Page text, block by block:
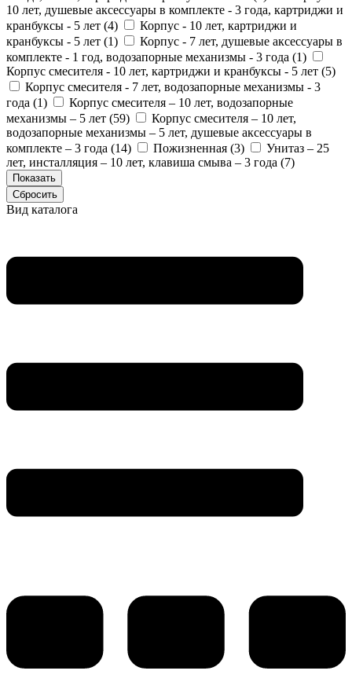
10 лет, душевые аксессуары в комплекте - 3 года, картриджи и
кранбуксы - 5 лет (4)
Корпус - 10 лет, картриджи и
кранбуксы - 5 лет (1)
Корпус - 7 лет, душевые аксессуары в
комплекте - 1 год, водозапорные механизмы - 3 года (1)
Корпус смесителя - 10 лет, картриджи и кранбуксы - 5 лет (5)
Корпус смесителя - 7 лет, водозапорные механизмы - 3
года (1)
Корпус смесителя – 10 лет, водозапорные
механизмы – 5 лет (59)
Корпус смесителя – 10 лет,
водозапорные механизмы – 5 лет, душевые аксессуары в
комплекте – 3 года (14) Пожизненная (3)
Унитаз – 25
лет, инсталляция – 10 лет, клавиша смыва – 3 года (7)
Вид каталога